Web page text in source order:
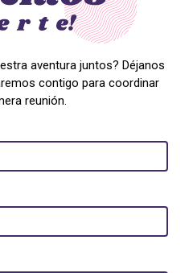
aventura juntos? Déjanos
contigo para coordinar
reunión.